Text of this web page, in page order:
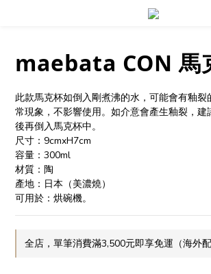
maebata CON 馬
此款馬克杯如倒入剛煮沸的水，可能會有釉裂
常現象，不影響使用。如介意會產生釉裂，建
後再倒入馬克杯中。
尺寸：9cmxH7cm
容量：300ml
材質：陶
產地：日本（美濃燒）
可用於：烘碗機。
全店，單筆消費滿3,500元即享免運（海外配